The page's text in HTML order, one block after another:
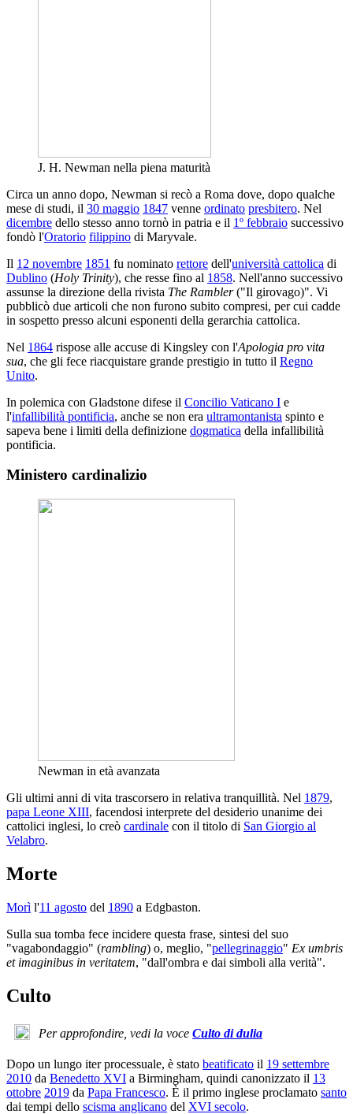
J. H. Newman nella piena maturità
Circa un anno dopo, Newman si recò a Roma dove, dopo qualche
mese di studi, il 30 maggio 1847 venne ordinato presbitero. Nel
dicembre dello stesso anno tornò in patria e il 1º febbraio successivo
fondò l'Oratorio filippino di Maryvale.
Il 12 novembre 1851 fu nominato rettore dell'università cattolica di
Dublino (Holy Trinity), che resse fino al 1858. Nell'anno successivo
assunse la direzione della rivista The Rambler("Il girovago)". Vi
pubblicò due articoli che non furono subito compresi, per cui cadde
in sospetto presso alcuni esponenti della gerarchia cattolica.
Nel 1864 rispose alle accuse di Kingsley con l'Apologia pro vita
sua, che gli fece riacquistare grande prestigio in tutto il Regno
Unito.
In polemica con Gladstone difese il Concilio Vaticano I e
l'infallibilità pontificia, anche se non era ultramontanista spinto e
sapeva bene i limiti della definizione dogmatica della infallibilità
pontificia.
Ministero cardinalizio
Newman in età avanzata
Gli ultimi anni di vita trascorsero in relativa tranquillità. Nel 1879,
papa Leone XIII, facendosi interprete del desiderio unanime dei
cattolici inglesi, lo creò cardinale con il titolo di San Giorgio al
Velabro.
Morte
Morì l'11 agosto del 1890 a Edgbaston.
Sulla sua tomba fece incidere questa frase, sintesi del suo
"vagabondaggio" (rambling) o, meglio, "pellegrinaggio" Ex umbris
et imaginibus in veritatem, "dall'ombra e dai simboli alla verità".
Culto
Per approfondire, vedi la voce Culto di dulia
Dopo un lungo iter processuale, è stato beatificato il 19 settembre
2010 da Benedetto XVI a Birmingham, quindi canonizzato il 13
ottobre 2019 da Papa Francesco. È il primo inglese proclamato santo
dai tempi dello scisma anglicano del XVI secolo.